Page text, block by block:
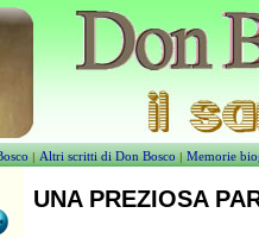
|Altri scritti di Don Bosco|Memorie
UNA PREZIOSA